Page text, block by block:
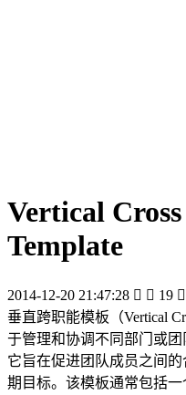
Vertical
Template
2014-12-20 21:47:28   19 
垂直跨职能模板（Vertical
于管理和协调不同部门或团
它旨在促进团队成员之间
期目标。该模板通常包括